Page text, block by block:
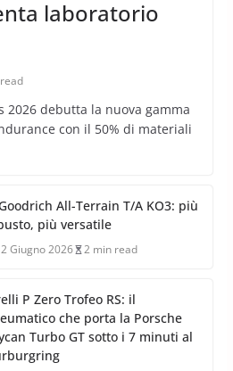
laboratorio
2026 debutta la nuova gamma
con il 50% di materiali
All-Terrain T/A KO3: più
più versatile
Giugno 2026 2 min read
P Zero Trofeo RS: il
che porta la Porsche
Turbo GT sotto i 7 minuti al